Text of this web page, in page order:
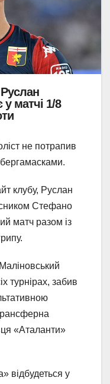
у матчі 1/8
не потрапив
клубу, Руслан
Стефано
матч разом із
турнірах, забив
«Аталанти»
відбудеться у